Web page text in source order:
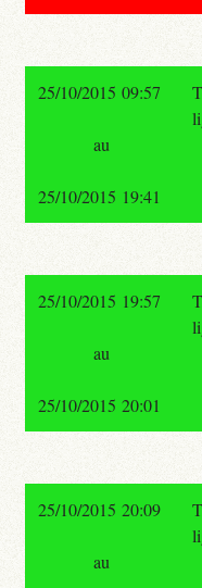
25/10/2015 09:57
au
25/10/2015 19:41
25/10/2015 19:57
au
25/10/2015 20:01
25/10/2015 20:09
au